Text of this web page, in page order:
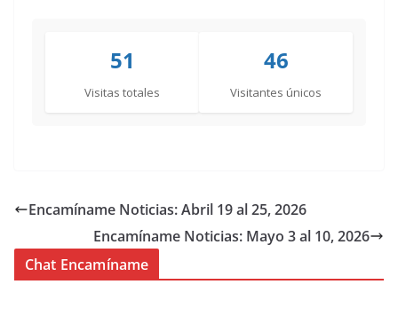
51
Visitas totales
46
Visitantes únicos
Encamíname Noticias: Abril 19 al 25, 2026
Encamíname Noticias: Mayo 3 al 10, 2026
Chat Encamíname